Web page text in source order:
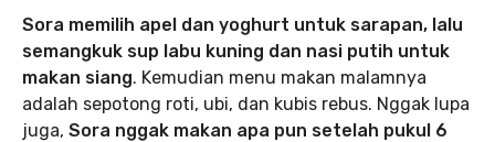
Sora memilih apel dan yoghurt untuk sarapan, lalu
semangkuk sup labu kuning dan nasi putih untuk
makan siang. Kemudian menu makan malamnya
adalah sepotong roti, ubi, dan kubis rebus. Nggak lupa
juga, Sora nggak makan apa pun setelah pukul 6